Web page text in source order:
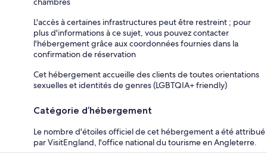
L'accès à certaines infrastructures peut être restreint ; pour
plus d'informations à ce sujet, vous pouvez contacter
l'hébergement grâce aux coordonnées fournies dans la
confirmation de réservation
Cet hébergement accueille des clients de toutes orientations
sexuelles et identités de genres (LGBTQIA+ friendly)
Catégorie d’hébergement
Le nombre d'étoiles officiel de cet hébergement a été attribué
par VisitEngland, l'office national du tourisme en Angleterre.